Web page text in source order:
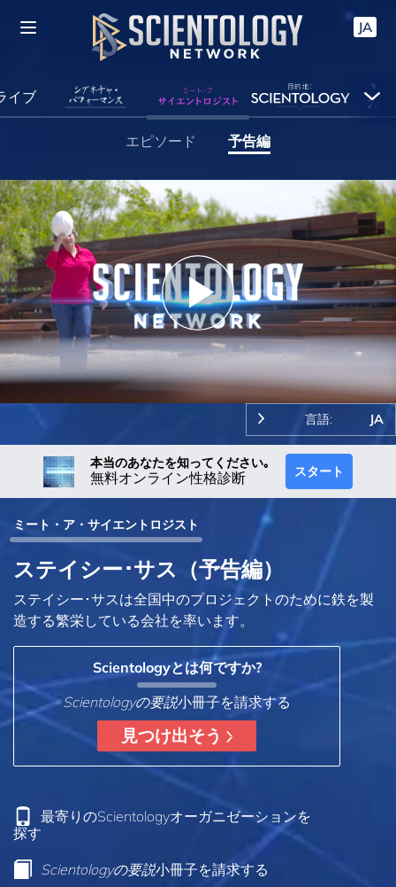
JA
イブ
エピソード 予告編
Play
Video
言語: JA
本当のあなたを知ってください｡
無料オンライン性格診断 スタート
ミート・ア・サイエントロジスト
ステイシー･サス（予告編）
ステイシー･サスは全国中のプロジェクトのために鉄を製
造する繁栄している会社を率います。
Scientologyとは何ですか?
Scientologyの要説小冊子を請求する
見つけ出そう
最寄りのScientologyオーガニゼーションを
探す
Scientologyの要説小冊子を請求する